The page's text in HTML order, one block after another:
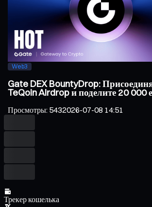
Web3
Gate DEX BountyDrop:
TeQoin Airdrop и поделите 20 000
Просмотры: 5432026-07-08 14:51
Трекер кошелька